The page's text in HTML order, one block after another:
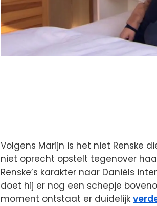
Volgens Marijn is het niet Renske
niet oprecht opstelt tegenover
Renske’s karakter naar Daniëls
doet hij er nog een schepje
moment ontstaat er duidelijk